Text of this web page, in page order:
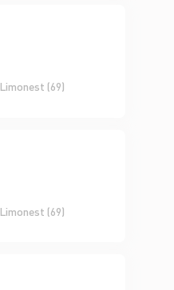
Limonest (69)
Limonest (69)